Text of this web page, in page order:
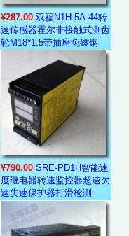
¥287.00 双福N1H-5A-44转
速传感器霍尔非接触式测齿
轮M18*1.5带插座免磁钢
¥790.00 SRE-PD1H智能速
度继电器转速监控器超速欠
速失速保护器打滑检测